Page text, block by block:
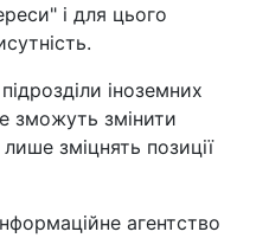
і для цього
іноземних
зможуть змінити
зміцнять позиції
агентство